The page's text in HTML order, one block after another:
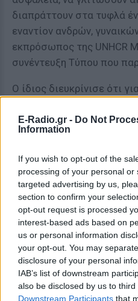
E-Radio.gr - Do Not
Information
If you wish to opt-out of the
processing of your personal
targeted advertising by us,
section to confirm your
opt-out request is processed
interest-based ads based on
us or personal information
your opt-out. You may
disclosure of your personal
IAB’s list of downstream
also be disclosed by us to
Downstream Participants that
διαπράττουν στα τυφλά
εναντίον ανδρών,
εκπρόσωπος της UNHCR
συνέντευξη Τύπου που
Ο ίδιος διευκρίνισε ότι
την ισλαμιστική Μπόκο
εδώ και χρόνια την
οργανωμένες, πρόσθεσε.
έχουν εγκαταλείψει τις
και Κάτσινα για να
αναφέρουν απαγωγές,
δολοφονίες, βιασμούς
σπιτιών.
[ΠΗΓΗ]